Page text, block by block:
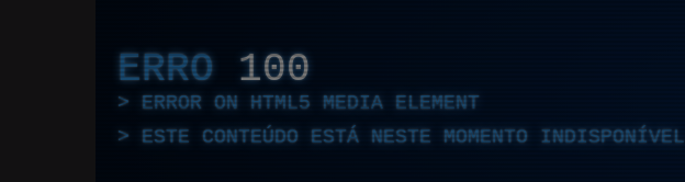
ERRO 100
ERROR ON HTML5 MEDIA ELEMENT
ESTE CONTEÚDO ESTÁ NESTE MOMENTO INDISPONÍVEL